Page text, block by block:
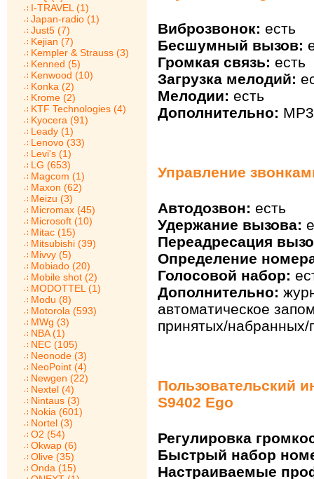
I-TRAVEL (1)
Japan-radio (1)
Just5 (7)
Kejian (7)
Kempler & Strauss (3)
Kenned (5)
Kenwood (10)
Konka (2)
Krome (2)
KTF Technologies (4)
Kyocera (91)
Leady (1)
Lenovo (33)
Levi's (1)
LG (653)
Magcom (1)
Maxon (62)
Meizu (3)
Micromax (45)
Microsoft (10)
Mitac (15)
Mitsubishi (39)
Mivvy (5)
Mobiado (20)
Mobile shot (2)
MODOTTEL (1)
Modu (8)
Motorola (593)
MWg (3)
NBA (1)
NEC (105)
Neonode (3)
NeoPoint (4)
Newgen (22)
Nextel (4)
Nintaus (3)
Nokia (601)
Nortel (3)
O2 (54)
Okwap (6)
Olive (35)
Onda (15)
Виброзвонок: есть
Бесшумный вызов:
Громкая связь: есть
Загрузка мелодий:
Мелодии: есть
Дополнительно:
Управление
Автодозвон: есть
Удержание вызова:
Переадресация
Определение
Голосовой набор:
Дополнительно:
автоматическое
принятых/
Пользовательский
S9402 Ego
Регулировка
Быстрый набор
Настраиваемые